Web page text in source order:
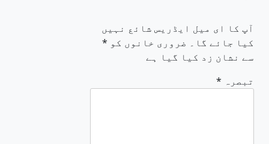
آپ کا ای میل ایڈریس شائع نہیں
کیا جائے گا۔ ضروری خانوں کو *
سے نشان زد کیا گیا ہے
تبصرہ *